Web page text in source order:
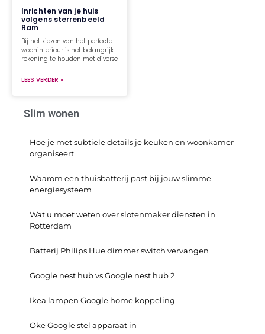
Inrichten van je huis
volgens sterrenbeeld
Ram
Bij het kiezen van het perfecte
wooninterieur is het belangrijk
rekening te houden met diverse
LEES VERDER »
Slim wonen
Hoe je met subtiele details je keuken en woonkamer
organiseert
Waarom een thuisbatterij past bij jouw slimme
energiesysteem
Wat u moet weten over slotenmaker diensten in
Rotterdam
Batterij Philips Hue dimmer switch vervangen
Google nest hub vs Google nest hub 2
Ikea lampen Google home koppeling
Oke Google stel apparaat in